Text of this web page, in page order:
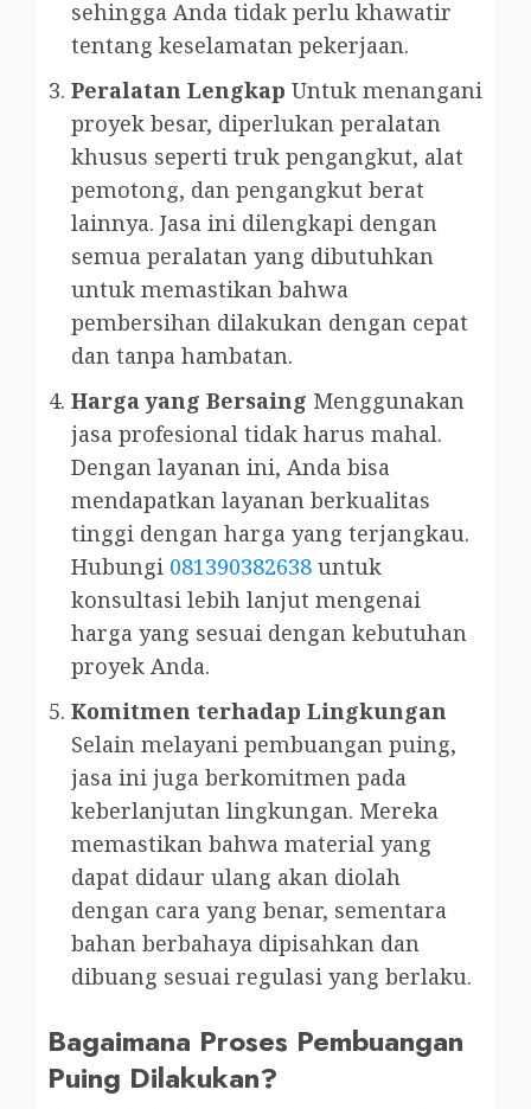
sehingga Anda tidak perlu khawatir
tentang keselamatan pekerjaan.
Peralatan Lengkap Untuk menangani
proyek besar, diperlukan peralatan
khusus seperti truk pengangkut, alat
pemotong, dan pengangkut berat
lainnya. Jasa ini dilengkapi dengan
semua peralatan yang dibutuhkan
untuk memastikan bahwa
pembersihan dilakukan dengan cepat
dan tanpa hambatan.
Harga yang Bersaing Menggunakan
jasa profesional tidak harus mahal.
Dengan layanan ini, Anda bisa
mendapatkan layanan berkualitas
tinggi dengan harga yang terjangkau.
Hubungi 081390382638 untuk
konsultasi lebih lanjut mengenai
harga yang sesuai dengan kebutuhan
proyek Anda.
Komitmen terhadap Lingkungan
Selain melayani pembuangan puing,
jasa ini juga berkomitmen pada
keberlanjutan lingkungan. Mereka
memastikan bahwa material yang
dapat didaur ulang akan diolah
dengan cara yang benar, sementara
bahan berbahaya dipisahkan dan
dibuang sesuai regulasi yang berlaku.
Bagaimana Proses Pembuangan
Puing Dilakukan?